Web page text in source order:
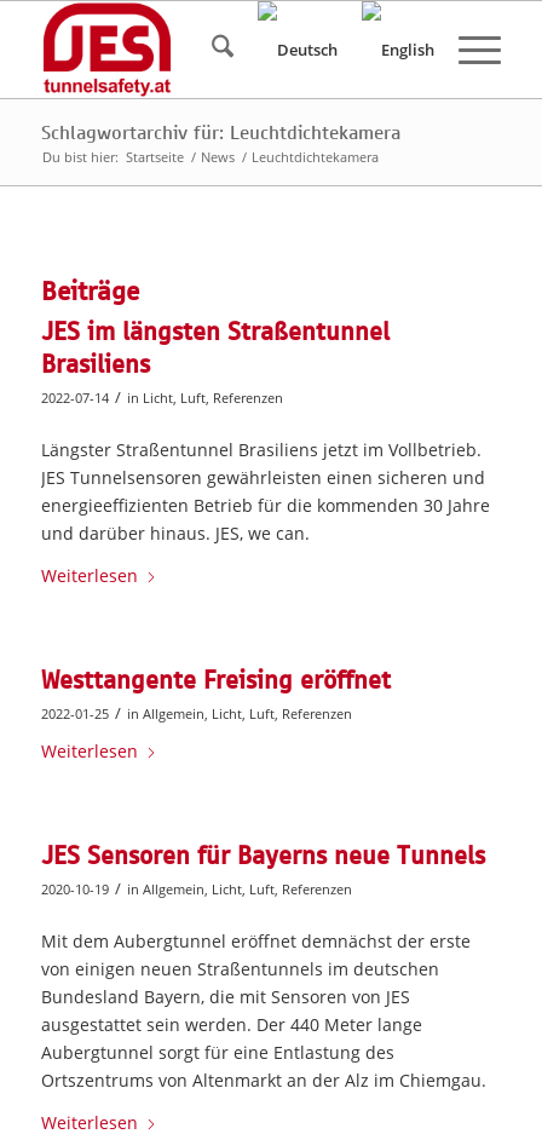
Schlagwortarchiv für: Leuchtdichtekamera
Du bist hier: Startseite / News / Leuchtdichtekamera
Beiträge
JES im längsten Straßentunnel
Brasiliens
2022-07-14 / in Licht, Luft, Referenzen
Längster Straßentunnel Brasiliens jetzt im Vollbetrieb.
JES Tunnelsensoren gewährleisten einen sicheren und
energieeffizienten Betrieb für die kommenden 30 Jahre
und darüber hinaus. JES, we can.
Weiterlesen
Westtangente Freising eröffnet
2022-01-25 / in Allgemein Licht, Luft, Referenzen
Weiterlesen
JES Sensoren für Bayerns neue Tunnels
2020-10-19 / in Allgemein Licht, Luft, Referenzen
Mit dem Aubergtunnel eröffnet demnächst der erste
von einigen neuen Straßentunnels im deutschen
Bundesland Bayern, die mit Sensoren von JES
ausgestattet sein werden. Der 440 Meter lange
Aubergtunnel sorgt für eine Entlastung des
Ortszentrums von Altenmarkt an der Alz im Chiemgau.
Weiterlesen